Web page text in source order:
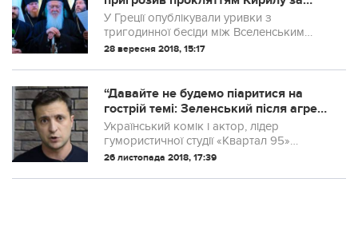
брехню про Україну. Деталі.
У Греції опублікували уривки з
тригодинної бесіди між Вселенським
патріархом Варфоломієм та главою РПЦ
під час якої представників Росії через
брехн...
28 вересня 2018, 15:17
“Давайте не будемо піаритися на
гострій темі: Зеленський після агресії
Росії звернувся до політиків
Український комік і актор, лідер
гумористичної студії «Квартал 95»
Володимир Зеленський записав коротке
в якому закликав їх «розпочати
26 листопада 2018, 17:39